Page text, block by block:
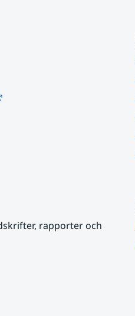
rapporter och